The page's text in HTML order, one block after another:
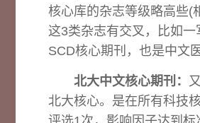
核心库的杂志等级略高些(
这3类杂志有交叉，比如一
SCD核心期刊，也是中文
北大中文核心期刊：
北大核心。是在所有科技